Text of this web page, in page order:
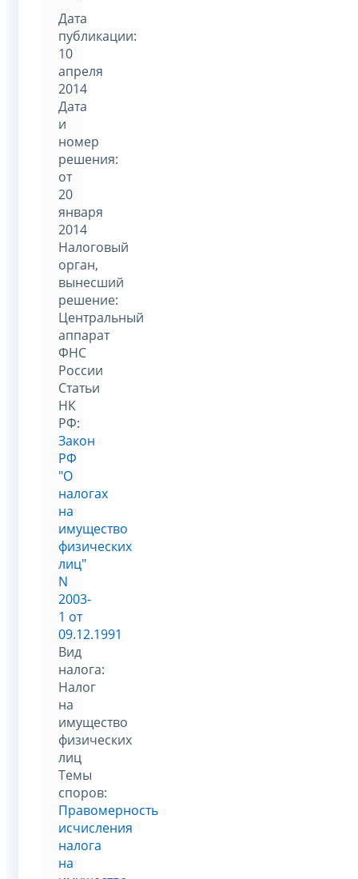
Дата
публикации:
10
апреля
2014
Дата
и
номер
решения:
от
20
января
2014
Налоговый
орган,
вынесший
решение:
Центральный
аппарат
ФНС
России
Статьи
НК
РФ:
Закон
РФ
"О
налогах
на
имущество
физических
лиц"
N
2003-
1 от
09.12.1991
Вид
налога:
Налог
на
имущество
физических
лиц
Темы
споров:
Правомерность
исчисления
налога
на